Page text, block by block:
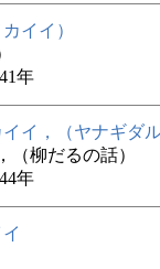
イイ）
年
イ，（ヤナギダ
（柳だるの話）
年